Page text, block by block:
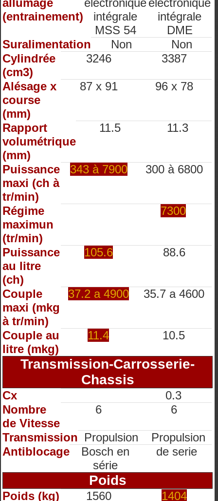
allumage
(entrainement)
électronique
intégrale
MSS 54
electronique
intégrale
DME
Suralimentation
Non
Non
Cylindrée
(cm3)
3246 3387
Alésage x
course
(mm)
87 x 91 96 x 78
Rapport
volumétrique
(mm)
11.5 11.3
Puissance
maxi (ch à
tr/min)
343 à 7900 300 à 6800
Régime
maximun
(tr/min)
7300
Puissance
au litre
(ch)
105.6 88.6
Couple
maxi (mkg
à tr/min)
37.2 a 4900 35.7 a 4600
Couple au
litre (mkg)
11.4 10.5
Transmission-Carrosserie-
Chassis
Cx
0.3
Nombre
de Vitesse
6 6
Transmission Propulsion
Propulsion
Antiblocage
Bosch en
série
de serie
Poids
Poids (kg) 1560
1404